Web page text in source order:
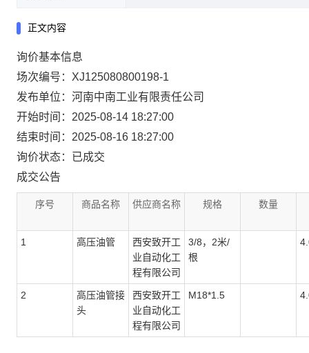
正文内容
询价基本信息
场次编号：XJ125080800198-1
发布单位：河南中南工业有限责任公司
开始时间：2025-08-14 18:27:00
结束时间：2025-08-16 18:27:00
询价状态：已成交
成交公告
序号 商品名称 供应商名称 规格 数量
1 高压油管
西安致开工
业自动化工
程有限公司
3/8，2米/
根
2
高压油管接
头
西安致开工
业自动化工
程有限公司
M18*1.5